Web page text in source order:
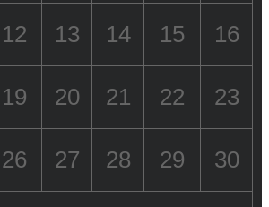
12 13 14 15 16
19 20 21 22 23
26 27 28 29 30